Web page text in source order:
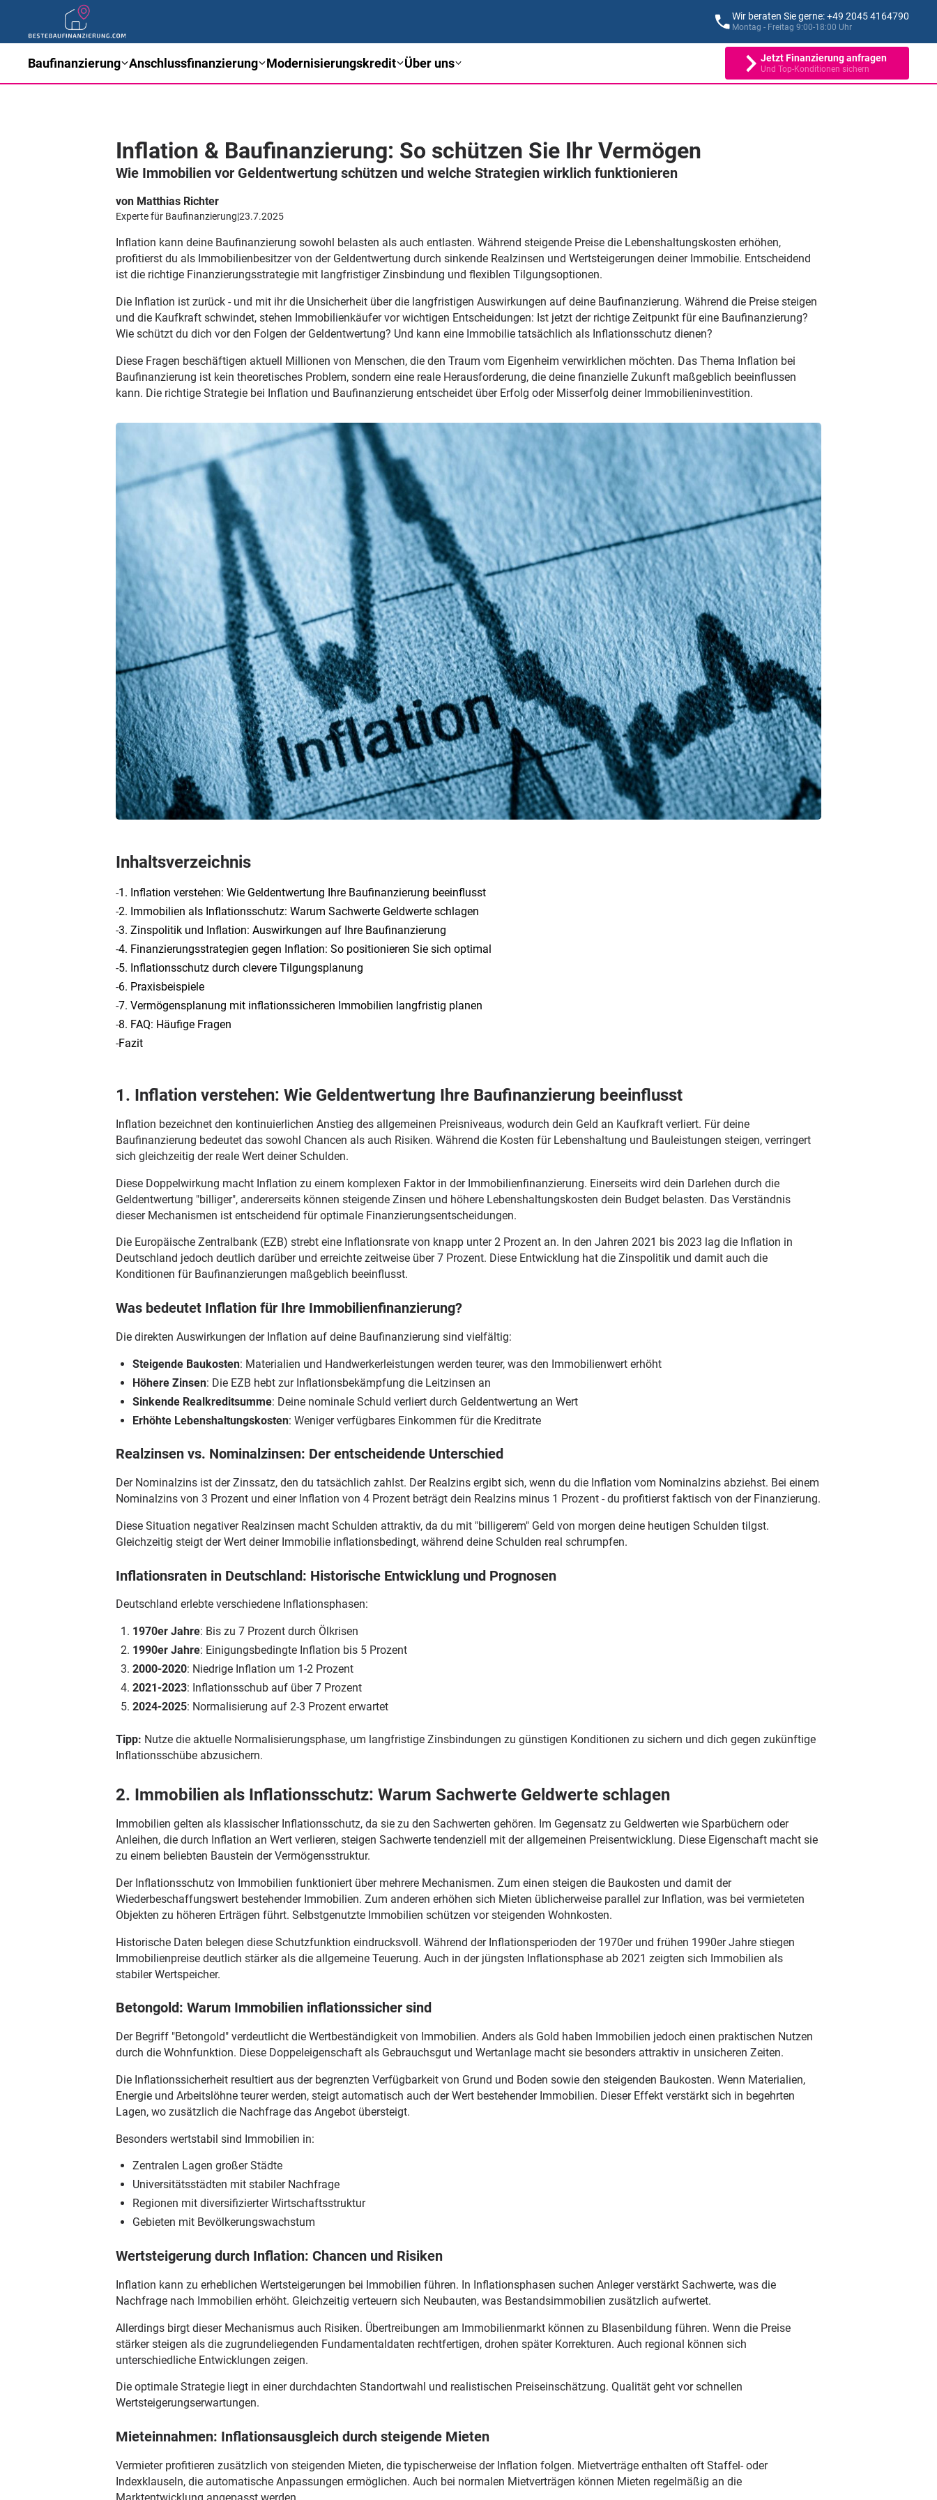
Wir beraten Sie gerne: +49 2045 4164790
Montag - Freitag 9:00-18:00 Uhr
Baufinanzierung Anschlussfinanzierung Modernisierungskredit Über uns Jetzt Finanzierung anfragen
Und Top-Konditionen sichern
Inflation & Baufinanzierung: So schützen Sie Ihr Vermögen
Wie Immobilien vor Geldentwertung schützen und welche Strategien wirklich funktionieren
von Matthias Richter
Experte für Baufinanzierung|23.7.2025
Inflation kann deine Baufinanzierung sowohl belasten als auch entlasten. Während steigende Preise die Lebenshaltungskosten erhöhen,
profitierst du als Immobilienbesitzer von der Geldentwertung durch sinkende Realzinsen und Wertsteigerungen deiner Immobilie. Entscheidend
ist die richtige Finanzierungsstrategie mit langfristiger Zinsbindung und flexiblen Tilgungsoptionen.
Die Inflation ist zurück - und mit ihr die Unsicherheit über die langfristigen Auswirkungen auf deine Baufinanzierung. Während die Preise steigen
und die Kaufkraft schwindet, stehen Immobilienkäufer vor wichtigen Entscheidungen: Ist jetzt der richtige Zeitpunkt für eine Baufinanzierung?
Wie schützt du dich vor den Folgen der Geldentwertung? Und kann eine Immobilie tatsächlich als Inflationsschutz dienen?
Diese Fragen beschäftigen aktuell Millionen von Menschen, die den Traum vom Eigenheim verwirklichen möchten. Das Thema Inflation bei
Baufinanzierung ist kein theoretisches Problem, sondern eine reale Herausforderung, die deine finanzielle Zukunft maßgeblich beeinflussen
kann. Die richtige Strategie bei Inflation und Baufinanzierung entscheidet über Erfolg oder Misserfolg deiner Immobilieninvestition.
Inhaltsverzeichnis
-1. Inflation verstehen: Wie Geldentwertung Ihre Baufinanzierung beeinflusst
-2. Immobilien als Inflationsschutz: Warum Sachwerte Geldwerte schlagen
-3. Zinspolitik und Inflation: Auswirkungen auf Ihre Baufinanzierung
-4. Finanzierungsstrategien gegen Inflation: So positionieren Sie sich optimal
-5. Inflationsschutz durch clevere Tilgungsplanung
-6. Praxisbeispiele
-7. Vermögensplanung mit inflationssicheren Immobilien langfristig planen
-8. FAQ: Häufige Fragen
-Fazit
1. Inflation verstehen: Wie Geldentwertung Ihre Baufinanzierung beeinflusst
Inflation bezeichnet den kontinuierlichen Anstieg des allgemeinen Preisniveaus, wodurch dein Geld an Kaufkraft verliert. Für deine
Baufinanzierung bedeutet das sowohl Chancen als auch Risiken. Während die Kosten für Lebenshaltung und Bauleistungen steigen, verringert
sich gleichzeitig der reale Wert deiner Schulden.
Diese Doppelwirkung macht Inflation zu einem komplexen Faktor in der Immobilienfinanzierung. Einerseits wird dein Darlehen durch die
Geldentwertung "billiger", andererseits können steigende Zinsen und höhere Lebenshaltungskosten dein Budget belasten. Das Verständnis
dieser Mechanismen ist entscheidend für optimale Finanzierungsentscheidungen.
Die Europäische Zentralbank (EZB) strebt eine Inflationsrate von knapp unter 2 Prozent an. In den Jahren 2021 bis 2023 lag die Inflation in
Deutschland jedoch deutlich darüber und erreichte zeitweise über 7 Prozent. Diese Entwicklung hat die Zinspolitik und damit auch die
Konditionen für Baufinanzierungen maßgeblich beeinflusst.
Was bedeutet Inflation für Ihre Immobilienfinanzierung?
Die direkten Auswirkungen der Inflation auf deine Baufinanzierung sind vielfältig:
Steigende Baukosten: Materialien und Handwerkerleistungen werden teurer, was den Immobilienwert erhöht
Höhere Zinsen: Die EZB hebt zur Inflationsbekämpfung die Leitzinsen an
Sinkende Realkreditsumme: Deine nominale Schuld verliert durch Geldentwertung an Wert
Erhöhte Lebenshaltungskosten: Weniger verfügbares Einkommen für die Kreditrate
Realzinsen vs. Nominalzinsen: Der entscheidende Unterschied
Der Nominalzins ist der Zinssatz, den du tatsächlich zahlst. Der Realzins ergibt sich, wenn du die Inflation vom Nominalzins abziehst. Bei einem
Nominalzins von 3 Prozent und einer Inflation von 4 Prozent beträgt dein Realzins minus 1 Prozent - du profitierst faktisch von der Finanzierung.
Diese Situation negativer Realzinsen macht Schulden attraktiv, da du mit "billigerem" Geld von morgen deine heutigen Schulden tilgst.
Gleichzeitig steigt der Wert deiner Immobilie inflationsbedingt, während deine Schulden real schrumpfen.
Inflationsraten in Deutschland: Historische Entwicklung und Prognosen
Deutschland erlebte verschiedene Inflationsphasen:
1970er Jahre: Bis zu 7 Prozent durch Ölkrisen
1990er Jahre: Einigungsbedingte Inflation bis 5 Prozent
2000-2020: Niedrige Inflation um 1-2 Prozent
2021-2023: Inflationsschub auf über 7 Prozent
2024-2025: Normalisierung auf 2-3 Prozent erwartet
Tipp: Nutze die aktuelle Normalisierungsphase, um langfristige Zinsbindungen zu günstigen Konditionen zu sichern und dich gegen zukünftige
Inflationsschübe abzusichern.
2. Immobilien als Inflationsschutz: Warum Sachwerte Geldwerte schlagen
Immobilien gelten als klassischer Inflationsschutz, da sie zu den Sachwerten gehören. Im Gegensatz zu Geldwerten wie Sparbüchern oder
Anleihen, die durch Inflation an Wert verlieren, steigen Sachwerte tendenziell mit der allgemeinen Preisentwicklung. Diese Eigenschaft macht sie
zu einem beliebten Baustein der Vermögensstruktur.
Der Inflationsschutz von Immobilien funktioniert über mehrere Mechanismen. Zum einen steigen die Baukosten und damit der
Wiederbeschaffungswert bestehender Immobilien. Zum anderen erhöhen sich Mieten üblicherweise parallel zur Inflation, was bei vermieteten
Objekten zu höheren Erträgen führt. Selbstgenutzte Immobilien schützen vor steigenden Wohnkosten.
Historische Daten belegen diese Schutzfunktion eindrucksvoll. Während der Inflationsperioden der 1970er und frühen 1990er Jahre stiegen
Immobilienpreise deutlich stärker als die allgemeine Teuerung. Auch in der jüngsten Inflationsphase ab 2021 zeigten sich Immobilien als
stabiler Wertspeicher.
Betongold: Warum Immobilien inflationssicher sind
Der Begriff "Betongold" verdeutlicht die Wertbeständigkeit von Immobilien. Anders als Gold haben Immobilien jedoch einen praktischen Nutzen
durch die Wohnfunktion. Diese Doppeleigenschaft als Gebrauchsgut und Wertanlage macht sie besonders attraktiv in unsicheren Zeiten.
Die Inflationssicherheit resultiert aus der begrenzten Verfügbarkeit von Grund und Boden sowie den steigenden Baukosten. Wenn Materialien,
Energie und Arbeitslöhne teurer werden, steigt automatisch auch der Wert bestehender Immobilien. Dieser Effekt verstärkt sich in begehrten
Lagen, wo zusätzlich die Nachfrage das Angebot übersteigt.
Besonders wertstabil sind Immobilien in:
Zentralen Lagen großer Städte
Universitätsstädten mit stabiler Nachfrage
Regionen mit diversifizierter Wirtschaftsstruktur
Gebieten mit Bevölkerungswachstum
Wertsteigerung durch Inflation: Chancen und Risiken
Inflation kann zu erheblichen Wertsteigerungen bei Immobilien führen. In Inflationsphasen suchen Anleger verstärkt Sachwerte, was die
Nachfrage nach Immobilien erhöht. Gleichzeitig verteuern sich Neubauten, was Bestandsimmobilien zusätzlich aufwertet.
Allerdings birgt dieser Mechanismus auch Risiken. Übertreibungen am Immobilienmarkt können zu Blasenbildung führen. Wenn die Preise
stärker steigen als die zugrundeliegenden Fundamentaldaten rechtfertigen, drohen später Korrekturen. Auch regional können sich
unterschiedliche Entwicklungen zeigen.
Die optimale Strategie liegt in einer durchdachten Standortwahl und realistischen Preiseinschätzung. Qualität geht vor schnellen
Wertsteigerungserwartungen.
Mieteinnahmen: Inflationsausgleich durch steigende Mieten
Vermieter profitieren zusätzlich von steigenden Mieten, die typischerweise der Inflation folgen. Mietverträge enthalten oft Staffel- oder
Indexklauseln, die automatische Anpassungen ermöglichen. Auch bei normalen Mietverträgen können Mieten regelmäßig an die